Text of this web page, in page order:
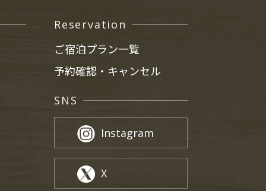
Reservation
ご宿泊プラン一覧
予約確認・キャンセル
SNS
Instagram
X